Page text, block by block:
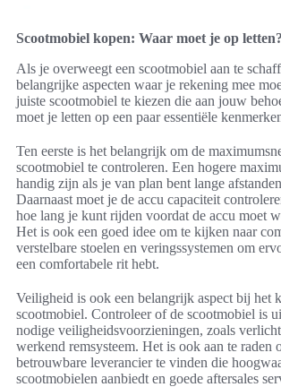
Scootmobiel kopen: Waar moet je op letten?
Als je overweegt een scootmobiel aan te
belangrijke aspecten waar je rekening mee
juiste scootmobiel te kiezen die aan jouw
moet je letten op een paar essentiële
Ten eerste is het belangrijk om de
scootmobiel te controleren. Een hogere
handig zijn als je van plan bent lange
Daarnaast moet je de accu capaciteit
hoe lang je kunt rijden voordat de accu moet
Het is ook een goed idee om te kijken naar
verstelbare stoelen en veringssystemen om
een comfortabele rit hebt.
Veiligheid is ook een belangrijk aspect bij het
scootmobiel. Controleer of de scootmobiel is
nodige veiligheidsvoorzieningen, zoals
werkend remsysteem. Het is ook aan te raden
betrouwbare leverancier te vinden die
scootmobielen aanbiedt en goede aftersales